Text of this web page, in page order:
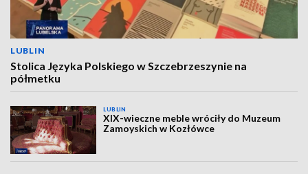
LUBLIN
Stolica Języka Polskiego w Szczebrzeszynie na
półmetku
LUBLIN
XIX-wieczne meble wróciły do Muzeum
Zamoyskich w Kozłówce